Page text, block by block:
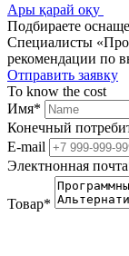
Ары қарай оқу
Подбираете
Специалисты
рекомендации по
Отправить заявку
To know the cost
Имя*
Конечный
E-mail
Электнонная почта
Товар*